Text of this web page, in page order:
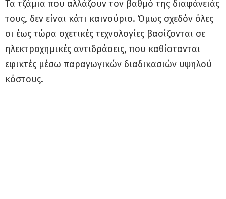
Τα τζάμια που αλλάζουν τον βαθμό της διαφάνειάς
τους, δεν είναι κάτι καινούριο. Όμως σχεδόν όλες
οι έως τώρα σχετικές τεχνολογίες βασίζονται σε
ηλεκτροχημικές αντιδράσεις, που καθίστανται
εφικτές μέσω παραγωγικών διαδικασιών υψηλού
κόστους.